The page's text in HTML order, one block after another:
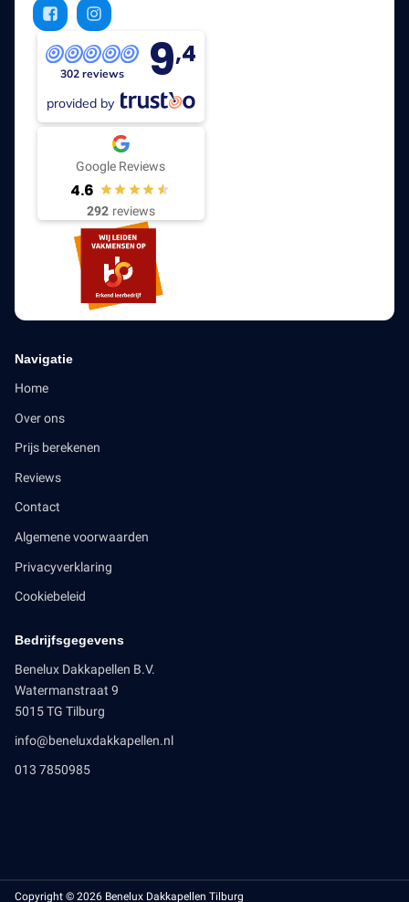
302 reviews 9,4
provided by
Google Reviews
4.6
292 reviews
Navigatie
Home
Over ons
Prijs berekenen
Reviews
Contact
Algemene voorwaarden
Privacyverklaring
Cookiebeleid
Bedrijfsgegevens
Benelux Dakkapellen B.V.
Watermanstraat 9
5015 TG Tilburg
info@beneluxdakkapellen.nl
013 7850985
Copyright © 2026 Benelux Dakkapellen Tilburg